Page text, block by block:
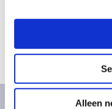
Alleen